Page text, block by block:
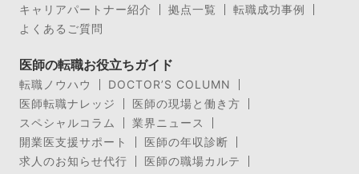
キャリアパートナー紹介
拠点一覧
転職成功事例
よくあるご質問
医師の転職お役立ちガイド
転職ノウハウ
DOCTOR’S COLUMN
医師転職ナレッジ
医師の現場と働き方
スペシャルコラム
業界ニュース
開業医支援サポート
医師の年収診断
求人のお知らせ代行
医師の職場カルテ